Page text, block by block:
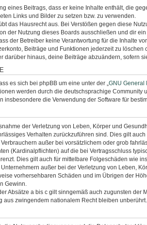
eines Beitrags, dass er keine Inhalte enthält, die
Links und Bilder zu setzen bzw. zu verwenden.
das Hausrecht aus. Bei Verstößen gegen diese
der Nutzung dieses Boards ausschließen und dir
der Betreiber keine Verantwortung für die Inhalte
Beiträge und Funktionen jederzeit zu löschen
darüber hinaus, deine Beiträge abzuändern, sofern
es sich bei phpBB um eine unter der „GNU General
werden durch die deutschsprachige
insbesondere die Verwendung der Software für
der Verletzung von Leben, Körper und
Verhalten zurückzuführen sind. Dies gilt
außer bei vorsätzlichem oder grob
(Kardinalpflichten) auf die bei Vertragsschluss
Dies gilt auch für mittelbare Folgeschäden wie
außer bei der Verletzung von Leben,
vorhersehbaren Schäden und im Übrigen der
Gewinn.
Absätze a bis c gilt sinngemäß auch zugunsten der
aus zwingendem nationalem Recht bleiben unberührt.